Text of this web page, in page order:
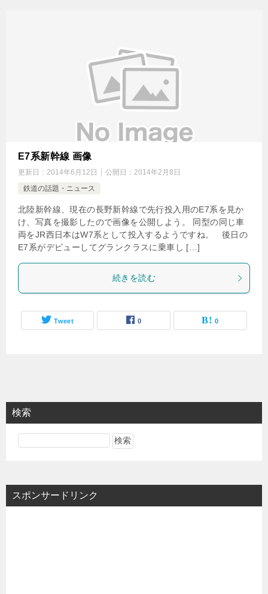
E7系新幹線 画像
更新日： 2014年6月12日 公開日： 2014年2月8日
鉄道の話題・ニュース
北陸新幹線、現在の長野新幹線で先行投入用のE7系を見か
け、写真を撮影したので画像を公開しよう。 同型の同じ車
両をJR西日本はW7系として投入するようですね。 後日の
E7系がデビューしてグランクラスに乗車し […]
続きを読む
Tweet 0 0
検索
スポンサードリンク